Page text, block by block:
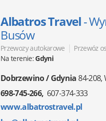
Albatros Travel-
Busów
Przewozy autokarowe | Przewóz
Na terenie:Gdyni
Dobrzewino / Gdynia84-208,
698-745-266 607-374-333
www.albatrostravel.pl